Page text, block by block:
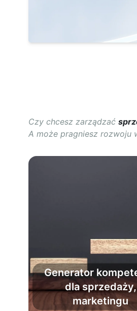
Czy chcesz zarządzać
A może pragniesz rozwoju
Generator
dla sprzedaży,
marketingu
Zbuduj kompletną
ścieżkę rozwoju
na kompetencjach
twardych,
interpersonalnych i